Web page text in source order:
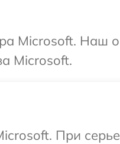
Microsoft. Наш
Microsoft.
При